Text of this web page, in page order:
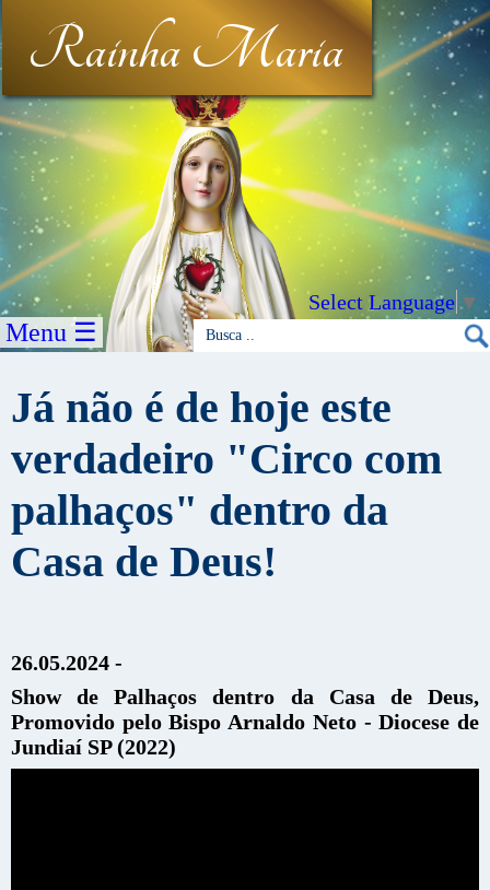
Rainha Maria
Select Language ▼
Menu ☰
Já não é de hoje este
verdadeiro "Circo com
palhaços" dentro da
Casa de Deus!
26.05.2024 -
Show de Palhaços dentro da Casa de Deus,
Promovido pelo Bispo Arnaldo Neto - Diocese de
Jundiaí SP (2022)